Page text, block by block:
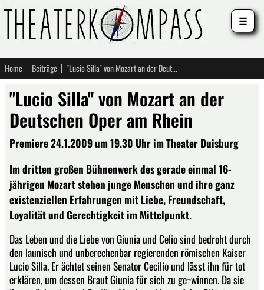
Home Beiträge "Lucio Silla" von Mozart an der Deutschen Oper am Rhein
"Lucio Silla" von Mozart an der
Deutschen Oper am Rhein
Premiere 24.1.2009 um 19.30 Uhr im Theater Duisburg
Im dritten großen Bühnenwerk des gerade einmal 16-
jährigen Mozart stehen junge Menschen und ihre ganz
existenziellen Erfahrungen mit Liebe, Freundschaft,
Loyalität und Gerechtigkeit im Mittelpunkt.
Das Leben und die Liebe von Giunia und Celio sind bedroht durch
den launisch und unberechenbar regierenden römischen Kaiser
Lucio Silla. Er ächtet seinen Senator Cecilio und lässt ihn für tot
erklären, um dessen Braut Giunia für sich zu ge¬winnen. Da sie
☰